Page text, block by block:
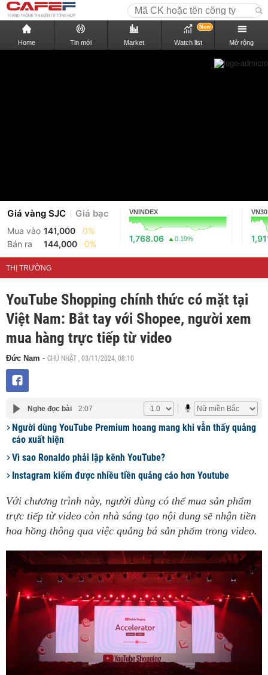
Home Tin mới Market Watch list
New
Mở rộng
Giá vàng SJC Giá bạc
Mua vào 141,000
0%
Bán ra
144,000 0%
VNINDEX
1,768.06 0.19%
VN30
THỊ TRƯỜNG
YouTube Shopping chính thức có mặt tại
Việt Nam: Bắt tay với Shopee, người xem
mua hàng trực tiếp từ video
Đức Nam - CHỦ NHẬT , 03/11/2024, 08:10
Nghe đọc bài 2:07
Người dùng YouTube Premium hoang mang khi vẫn thấy quảng
cáo xuất hiện
Vì sao Ronaldo phải lập kênh YouTube?
Instagram kiếm được nhiều tiền quảng cáo hơn Youtube
Với chương trình này, người dùng có thể mua sản phẩm
trực tiếp từ video còn nhà sáng tạo nội dung sẽ nhận tiền
hoa hồng thông qua việc quảng bá sản phẩm trong video.